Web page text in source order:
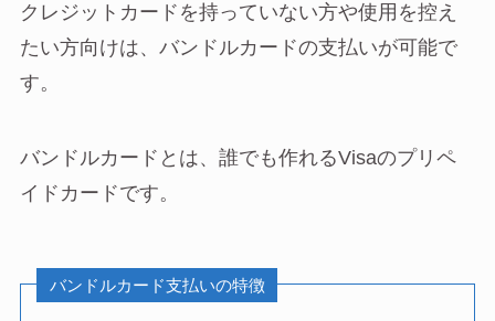
クレジットカードを持っていない方や使用を控え
たい方向けは、バンドルカードの支払いが可能で
す。
バンドルカードとは、誰でも作れるVisaのプリペ
イドカードです。
バンドルカード支払いの特徴